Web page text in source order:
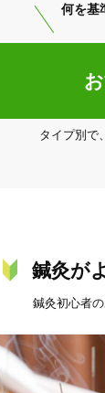
何を基
タイプ別で
鍼灸が
鍼灸初心者